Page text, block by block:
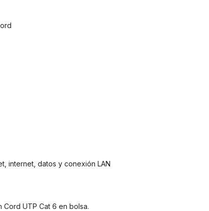
internet, datos y conexión LAN
Cord UTP Cat 6 en bolsa.